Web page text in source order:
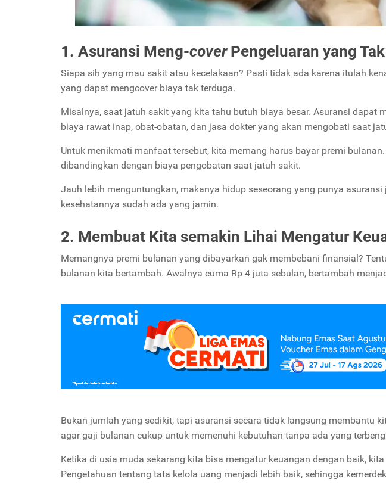
1. Asuransi Meng-coverPengeluaran yang
Siapa sih yang mau sakit atau kecelakaan? Pasti tidak ada karena itulah
yang dapat mengcover biaya tak terduga.
Misalnya, saat jatuh sakit yang kita tahu butuh biaya besar. Asuransi dapat
biaya rawat inap, obat-obatan, dan jasa dokter yang akan mengobati saat
Untuk menikmati manfaat tersebut, kita memang harus bayar premi
dibandingkan dengan biaya pengobatan saat jatuh sakit.
Jauh lebih menguntungkan, makanya hidup seseorang yang punya
kesehatannya sudah ada yang jamin.
2. Membuat Kita semakin Lihai Mengatur
Memangnya premi bulanan yang dibayarkan gak membebani finansial?
bulanan kita bertambah. Awalnya cuma Rp 4 juta sebulan, bertambah
Bukan jumlah yang sedikit, tapi asuransi secara tidak langsung membantu
agar gaji bulanan cukup untuk memenuhi kebutuhan tanpa ada yang
Ketika di usia muda sekarang kita bisa mengatur keuangan dengan baik,
Pengetahuan tentang tata kelola uang menjadi lebih baik, sehingga